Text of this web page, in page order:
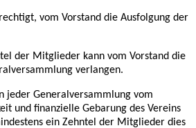
vom Vorstand die Ausfolgung der
der Mitglieder kann vom Vorstand die
verlangen.
jeder Generalversammlung vom
und finanzielle Gebarung des Vereins
ein Zehntel der Mitglieder dies